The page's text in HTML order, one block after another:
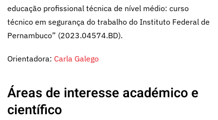
educação profissional técnica de nível médio: curso
técnico em segurança do trabalho do Instituto Federal de
Pernambuco” (2023.04574.BD).
Orientadora: Carla Galego
Áreas de interesse académico e
científico